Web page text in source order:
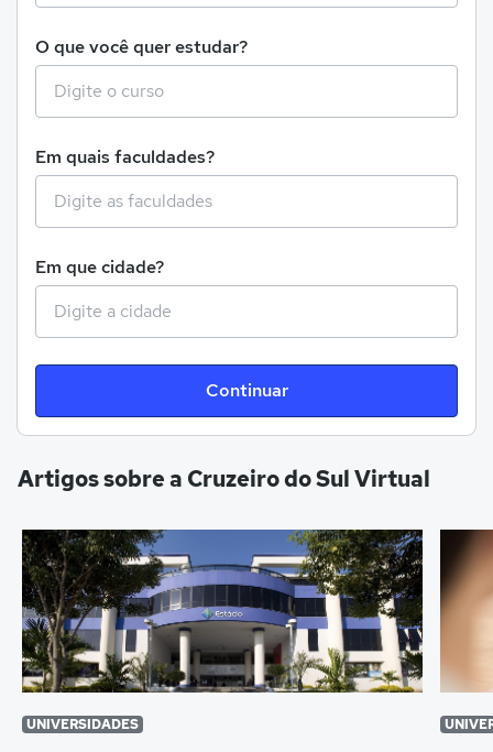
O que você quer estudar?
Em quais faculdades?
Em que cidade?
Continuar
Artigos sobre a Cruzeiro do Sul Virtual
UNIVERSIDADES